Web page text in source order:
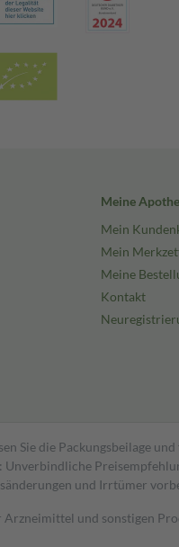
Meine
Mein
Mein
Meine
Kontakt
Sie die Packungsbeilage
und Irrtümer
Arzneimittel und sonstigen